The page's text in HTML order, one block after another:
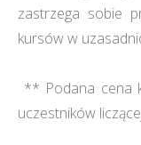
zastrzega sobie
kursów w
** Podana cena
uczestników